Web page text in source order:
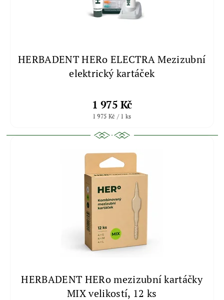
HERBADENT HERo ELECTRA Mezizubní
elektrický kartáček
1 975 Kč
1 975 Kč / 1 ks
HERBADENT HERo mezizubní kartáčky
MIX velikostí, 12 ks